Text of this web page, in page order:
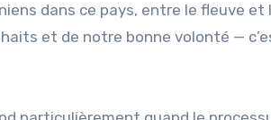
dans ce pays, entre le fleuve et
et de notre bonne volonté —